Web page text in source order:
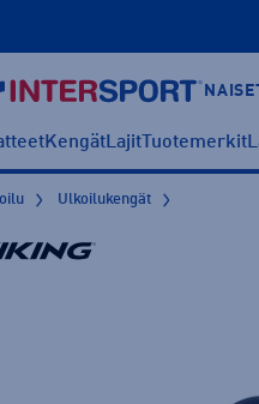
KengätLajitTuotemerkit
Ulkoilukengät